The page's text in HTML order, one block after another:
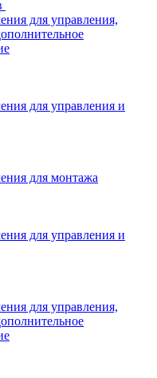
для управления,
для управления и
для монтажа
для управления и
для управления,